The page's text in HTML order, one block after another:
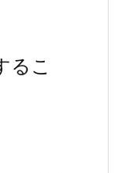
るこ